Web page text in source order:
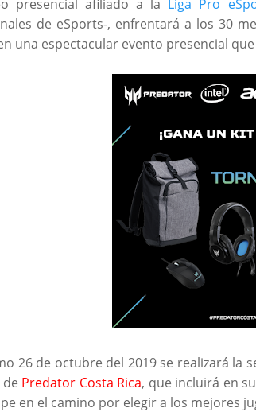
presencial afiliado a la Liga Pro
de eSports-, enfrentará a los 30
una espectacular evento presencial
26 de octubre del 2019 se realizará la
de Predator Costa Rica, que incluirá en
en el camino por elegir a los mejores